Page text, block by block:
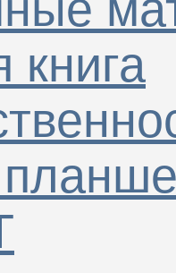
книга